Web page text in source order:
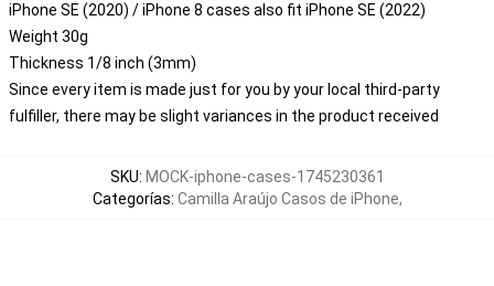
iPhone SE (2020) / iPhone 8 cases also fit iPhone SE (2022)
Weight 30g
Thickness 1/8 inch (3mm)
Since every item is made just for you by your local third-party
fulfiller, there may be slight variances in the product received
SKU: MOCK-iphone-cases-1745230361
Categorías: Camilla Araújo Casos de iPhone,